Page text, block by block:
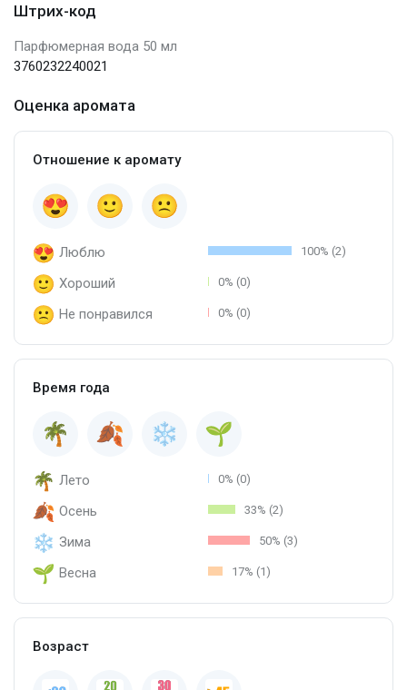
Штрих-код
Парфюмерная вода 50 мл
3760232240021
Оценка аромата
Отношение к аромату
Люблю 100% (2)
Хороший 0% (0)
Не понравился 0% (0)
Время года
Лето 0% (0)
Осень 33% (2)
Зима 50% (3)
Весна 17% (1)
Возраст